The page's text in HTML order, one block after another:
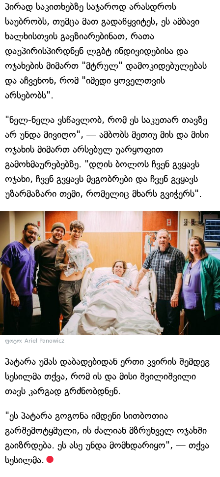
პირად საკითხებზე საჯაროდ არასდროს
საუბრობს, თუმცა მათ გადაწყვიტეს, ეს ამბავი
ხალხისთვის გაეზიარებინათ, რათა
დაუპირისპირდნენ ლგბტ ინდივიდებისა და
ოჯახების მიმართ "მტრულ" დამოკიდებულებას
და აჩვენონ, რომ "იმედი ყოველთვის
არსებობს".
"ნელ-ნელა ვსწავლობ, რომ ეს საკუთარ თავზე
არ უნდა მივიღო", — ამბობს მეთიუ მის და მისი
ოჯახის მიმართ არსებულ უარყოფით
გამოხმაურებებზე. "დღის ბოლოს ჩვენ გვყავს
ოჯახი, ჩვენ გვყავს მეგობრები და ჩვენ გვყავს
უზარმაზარი თემი, რომელიც მხარს გვიჭერს".
ფოტო: Ariel Panowicz
პატარა უმას დაბადებიდან ერთი კვირის შემდეგ
სესილმა თქვა, რომ ის და მისი შვილიშვილი
თავს კარგად გრძნობდნენ.
"ეს პატარა გოგონა იმდენი სითბოთია
გარშემოტყმული, ის ძალიან მზრუნველ ოჯახში
გაიზრდება. ეს ასე უნდა მომხდარიყო", — თქვა
სესილმა.